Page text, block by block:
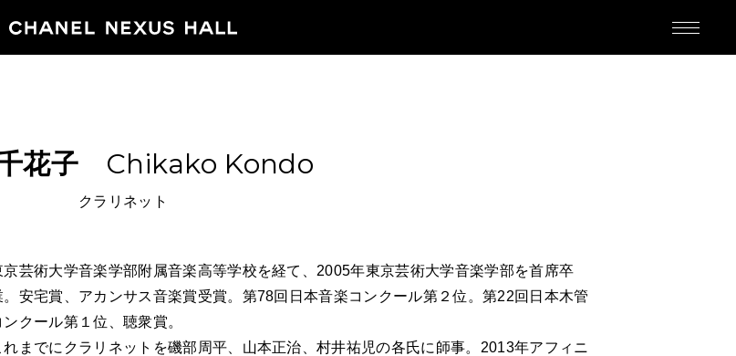
花子 Chikako Kondo
クラリネット
京芸術大学音楽学部附属音楽高等学校を経て、2005年東京芸術大学音楽学部を首席卒
。安宅賞、アカンサス音楽賞受賞。第78回日本音楽コンクール第２位。第22回日本木管
ンクール第１位、聴衆賞。
れまでにクラリネットを磯部周平、山本正治、村井祐児の各氏に師事。2013年アフィニ